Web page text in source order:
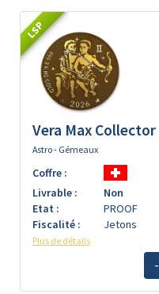
LSP
Vera Max Collector
Astro - Gémeaux
Coffre :
Livrable :
Non
Etat :
PROOF
Fiscalité :
Jetons
Plus de détails
-